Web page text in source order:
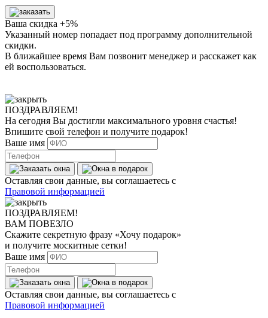
Ваша скидка +5%
Указанный номер попадает под программу дополнительной
скидки.
В ближайшее время Вам позвонит менеджер и расскажет как
ей воспользоваться.
ПОЗДРАВЛЯЕМ!
На сегодня Вы достигли максимального уровня счастья!
Впишите свой телефон и получите подарок!
Ваше имя
Оставляя свои данные, вы соглашаетесь с
Правовой информацией
ПОЗДРАВЛЯЕМ!
ВАМ ПОВЕЗЛО
Скажите секретную фразу «Хочу подарок»
и получите москитные сетки!
Ваше имя
Оставляя свои данные, вы соглашаетесь с
Правовой информацией